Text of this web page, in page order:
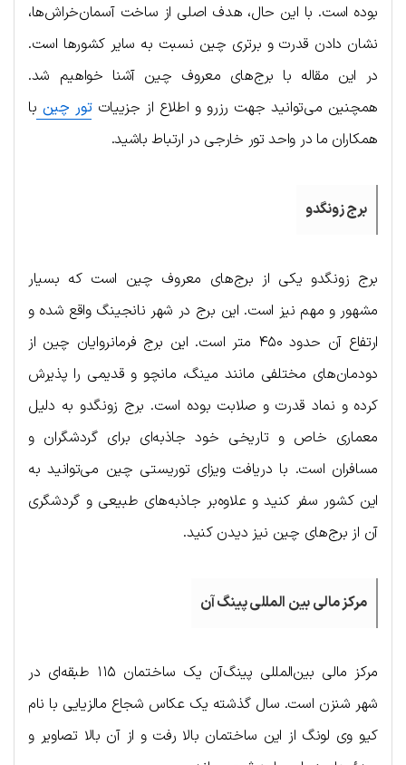
بوده است. با این حال، هدف اصلی از ساخت آسمان‌خراش‌ها،
نشان دادن قدرت و برتری چین نسبت به سایر کشورها است.
در این مقاله با برج‌های معروف چین آشنا خواهیم شد.
همچنین می‌توانید جهت رزرو و اطلاع از جزییاتتور چین با
همکاران ما در واحد تور خارجی در ارتباط باشید.
برج زونگدو
برج زونگدو یکی از برج‌های معروف چین است که بسیار
مشهور و مهم نیز است. این برج در شهر نانجینگ واقع شده و
ارتفاع آن حدود ۴۵۰ متر است. این برج فرمانروایان چین از
دودمان‌های مختلفی مانند مینگ، مانچو و قدیمی را پذیرش
کرده و نماد قدرت و صلابت بوده است. برج زونگدو به دلیل
معماری خاص و تاریخی خود جاذبه‌ای برای گردشگران و
مسافران است. با دریافت ویزای توریستی چین می‌توانید به
این کشور سفر کنید و علاوه‌بر جاذبه‌های طبیعی و گردشگری
آن از برج‌های چین نیز دیدن کنید.
مرکز مالی بین المللی پینگ آن
مرکز مالی بین‌المللی پینگ‌آن یک ساختمان ۱۱۵ طبقه‌ای در
شهر شنزن است. سال گذشته یک عکاس شجاع مالزیایی با نام
کیو وی لونگ از این ساختمان بالا رفت و از آن بالا تصاویر و